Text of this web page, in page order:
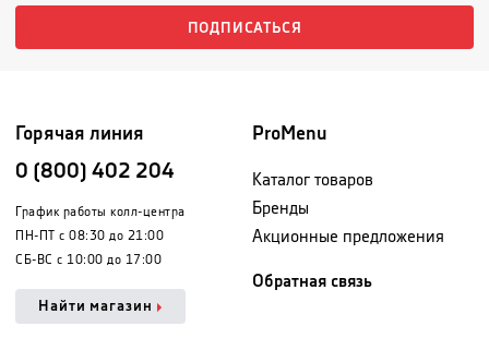
ПОДПИСАТЬСЯ
Горячая линия
0 (800) 402 204
График работы колл-центра
ПН-ПТ с 08:30 до 21:00
СБ-ВС с 10:00 до 17:00
Найти магазин
ProMenu
Каталог товаров
Бренды
Акционные предложения
Обратная связь